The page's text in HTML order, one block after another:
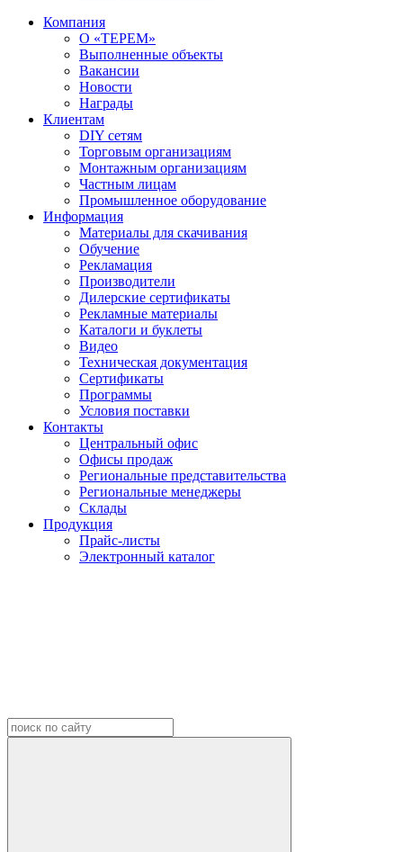
Компания
О «ТЕРЕМ»
Выполненные объекты
Вакансии
Новости
Награды
Клиентам
DIY сетям
Торговым организациям
Монтажным организациям
Частным лицам
Промышленное оборудование
Информация
Материалы для скачивания
Обучение
Рекламация
Производители
Дилерские сертификаты
Рекламные материалы
Каталоги и буклеты
Видео
Техническая документация
Сертификаты
Программы
Условия поставки
Контакты
Центральный офис
Офисы продаж
Региональные представительства
Региональные менеджеры
Склады
Продукция
Прайс-листы
Электронный каталог